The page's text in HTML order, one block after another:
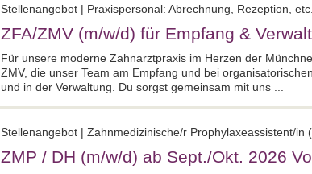
Stellenangebot | Praxispersonal: Abrechnung, Rezeption,
ZFA/ZMV (m/w/d) für Empfang &
Für unsere moderne Zahnarztpraxis im Herzen der
ZMV, die unser Team am Empfang und bei
und in der Verwaltung. Du sorgst gemeinsam mit uns ...
Stellenangebot | Zahnmedizinische/r Prophylaxeassistent/
ZMP / DH (m/w/d) ab Sept./Okt. 2026